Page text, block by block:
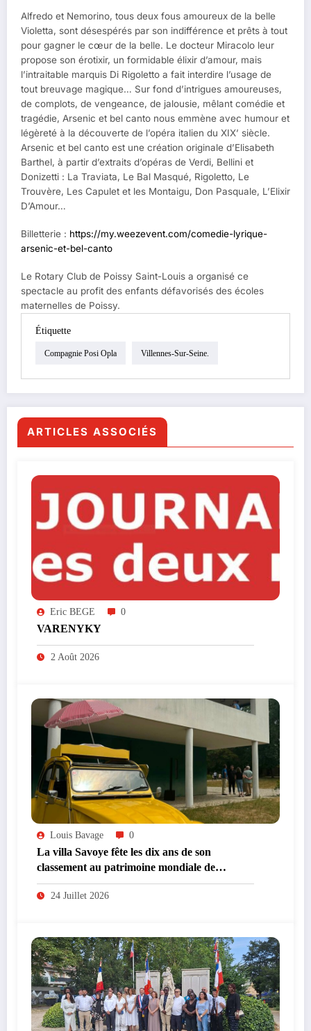
Alfredo et Nemorino, tous deux fous amoureux de la belle
Violetta, sont désespérés par son indifférence et prêts à tout
pour gagner le cœur de la belle. Le docteur Miracolo leur
propose son érotixir, un formidable élixir d’amour, mais
l’intraitable marquis Di Rigoletto a fait interdire l’usage de
tout breuvage magique… Sur fond d’intrigues amoureuses,
de complots, de vengeance, de jalousie, mêlant comédie et
tragédie, Arsenic et bel canto nous emmène avec humour et
légèreté à la découverte de l’opéra italien du XIX’ siècle.
Arsenic et bel canto est une création originale d’Elisabeth
Barthel, à partir d’extraits d’opéras de Verdi, Bellini et
Donizetti : La Traviata, Le Bal Masqué, Rigoletto, Le
Trouvère, Les Capulet et les Montaigu, Don Pasquale, L’Elixir
D’Amour…
Billetterie : https://my.weezevent.com/comedie-lyrique-
arsenic-et-bel-canto
Le Rotary Club de Poissy Saint-Louis a organisé ce
spectacle au profit des enfants défavorisés des écoles
maternelles de Poissy.
Étiquette
Compagnie Posi Opla Villennes-Sur-Seine.
ARTICLES ASSOCIÉS
Eric BEGE 0
VARENYKY
2 Août 2026
Louis Bavage 0
La villa Savoye fête les dix ans de son
classement au patrimoine mondiale de
l’UNESCO
24 Juillet 2026